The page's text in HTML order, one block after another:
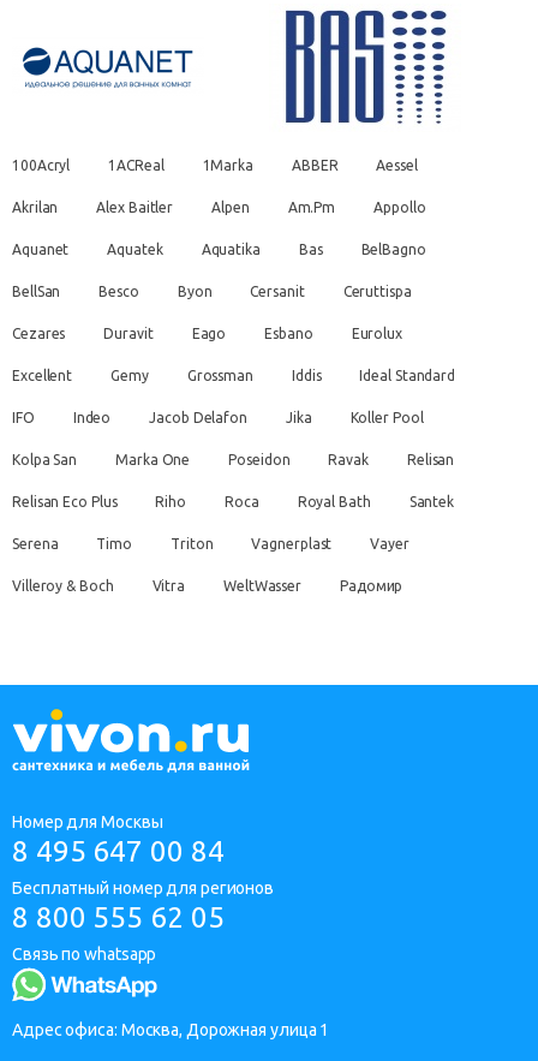
100Acryl 1ACReal 1Marka ABBER Aessel
Akrilan Alex Baitler Alpen Am.Pm Appollo
Aquanet Aquatek Aquatika Bas BelBagno
BellSan Besco Byon Cersanit Ceruttispa
Cezares Duravit Eago Esbano Eurolux
Excellent Gemy Grossman Iddis Ideal Standard
IFO Indeo Jacob Delafon Jika Koller Pool
Kolpa San Marka One Poseidon Ravak Relisan
Relisan Eco Plus Riho Roca Royal Bath Santek
Serena Timo Triton Vagnerplast Vayer
Villeroy & Boch Vitra WeltWasser Радомир
Номер для Москвы
8 495 647 00 84
Бесплатный номер для регионов
8 800 555 62 05
Связь по whatsapp
Адрес офиса: Москва, Дорожная улица 1